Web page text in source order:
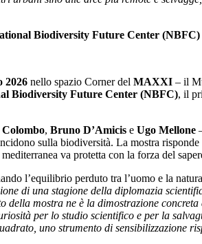
Biodiversity Future Center (NBFC)
2026 nello spazio Corner del MAXXI – il
Biodiversity Future Center (NBFC), il
, Bruno D’Amicis e Ugo Mellone
sulla biodiversità. La mostra
va protetta con la forza del
l’equilibrio perduto tra l’uomo e la
di una stagione della diplomazia
mostra ne è la dimostrazione
per lo studio scientifico e per la
uno strumento di sensibilizzazione